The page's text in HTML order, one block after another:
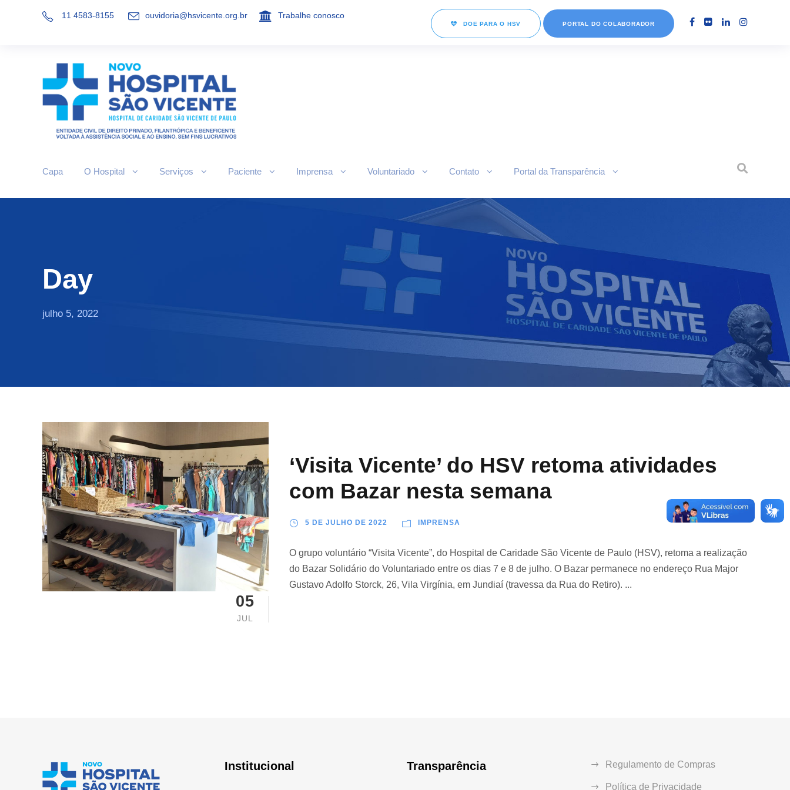
11 4583-8155 ouvidoria@hsvicente.org.br Trabalhe conosco
DOE PARA O HSV PORTAL DO COLABORADOR
Capa O Hospital Serviços Paciente Imprensa Voluntariado Contato Portal da Transparência
Day
julho 5, 2022
05
JUL
‘Visita Vicente’ do HSV retoma atividades
com Bazar nesta semana
5 DE JULHO DE 2022 IMPRENSA
O grupo voluntário “Visita Vicente”, do Hospital de Caridade São Vicente de Paulo (HSV), retoma a realização
do Bazar Solidário do Voluntariado entre os dias 7 e 8 de julho. O Bazar permanece no endereço Rua Major
Gustavo Adolfo Storck, 26, Vila Virgínia, em Jundiaí (travessa da Rua do Retiro). ...
Institucional Transparência Regulamento de Compras
Política de Privacidade